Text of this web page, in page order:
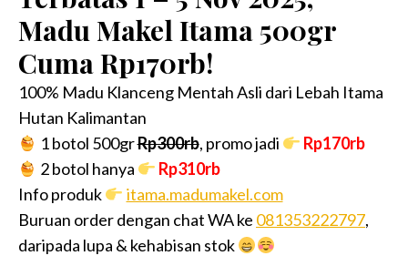
Madu Makel Itama 500gr
Cuma Rp170rb!
100% Madu Klanceng Mentah Asli dari Lebah Itama
Hutan Kalimantan
1 botol 500grRp300rb, promo jadi
Rp170rb
2 botol hanya
Rp310rb
Info produk
itama.madumakel.com
Buruan order dengan chat WA ke 081353222797,
daripada lupa & kehabisan stok